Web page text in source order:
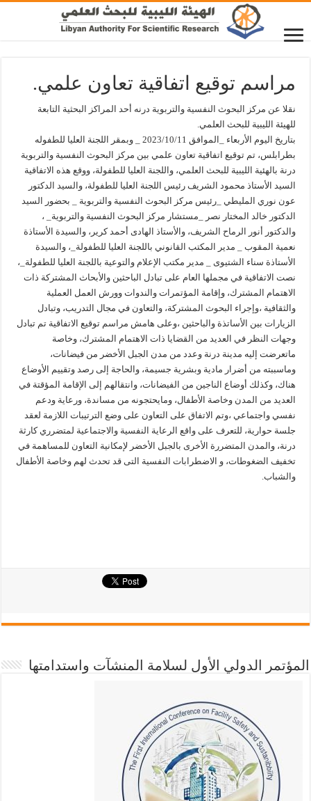
مراسم توقيع اتفاقية تعاون علمي.
نقلا عن مركز البحوث النفسية والتربوية درنه أحد المراكز البحثية التابعة
للهيئة الليبية للبحث العلمي.
بتاريخ اليوم الأربعاء _الموافق 2023/10/11 _ وبمقر اللجنة العليا للطفوله
بطرابلس، تم توقيع اتفاقية تعاون علمي بين مركز البحوث النفسية والتربوية
درنة بالهئية الليبية للبحث العلمي، واللجنة العليا للطفولة، ووقع هذه الاتفاقية
السيد الأستاذ محمود الشريف رئيس اللجنة العليا للطفولة، والسيد الدكتور
عون نوري المليطي _رئيس مركز البحوث النفسية والتربوية _ بحضور السيد
الدكتور خالد المختار نصر _مستشار مركز البحوث النفسية والتربوية_ ،
والدكتور أنور الرماح الشريف، والأستاذ الهادى أحمد كرير، والسيدة الأستاذة
نعمية المقوب _ مدير المكتب القانوني باللجنة العليا للطفولة_، والسيدة
الأستاذة سناء الشتيوى _ مدير مكتب الإعلام والتوعية باللجنة العليا للطفولة_،
نصت الاتفاقية في مجملها العام على تبادل الباحثين والأبحاث المشتركة ذات
الاهتمام المشترك، وإقامة المؤتمرات والندوات وورش العمل العملية
والثقافية ،وإجراء البحوث المشتركة، والتعاون في مجال التدريب، وتبادل
الزيارات بين الأساتذة والباحثين ،وعلى هامش مراسم توقيع الاتفاقية تم تبادل
وجهات النظر في العديد من القضايا ذات الاهتمام المشترك، وخاصة
ماتعرضت إليه مدينة درنة وعدد من مدن الجبل الأخضر من فيضانات،
وماسببته من أضرار مادية وبشرية جسيمة، والحاجة إلى رصد وتقييم الأوضاع
هناك، وكذلك أوضاع الناجين من الفيضانات، وانتقالهم إلى الإقامة المؤقتة في
العديد من المدن وخاصة الأطفال، ومايحتجونه من مساندة، ورعاية ودعم
نفسي واجتماعي ،وتم الاتفاق على التعاون على وضع الترتيبات اللازمة لعقد
جلسة حوارية، للتعرف على واقع الرعاية النفسية والاجتماعية لمتضرري كارثة
درنة، والمدن المتضررة الأخرى بالجبل الأخضر لإمكانية التعاون للمساهمة في
تخفيف الضغوطات، و الاضطرابات النفسية التى قد تحدث لهم وخاصة الأطفال
والشباب.
المؤتمر الدولي الأول لسلامة المنشآت واستدامتها